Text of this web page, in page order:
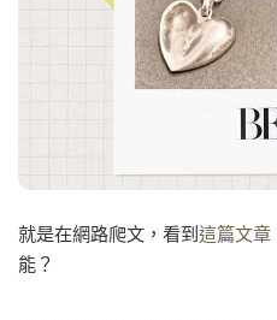
就是在網路爬文，看到 這篇文章
能？